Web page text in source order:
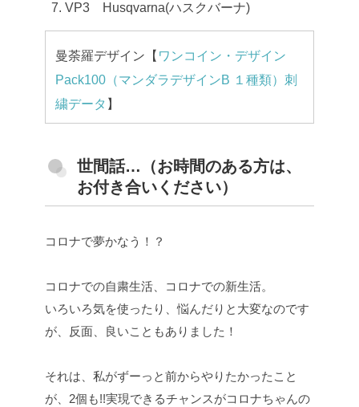
VP3 Husqvarna(ハスクバーナ)
曼荼羅デザイン【 ワンコイン・デザイン
Pack100（マンダラデザインB １種類）刺
繍データ 】
世間話…（お時間のある方は、
お付き合いください）
コロナで夢かなう！？
コロナでの自粛生活、コロナでの新生活。
いろいろ気を使ったり、悩んだりと大変なのです
が、反面、良いこともありました！
それは、私がずーっと前からやりたかったこと
が、2個も!!実現できるチャンスがコロナちゃんの